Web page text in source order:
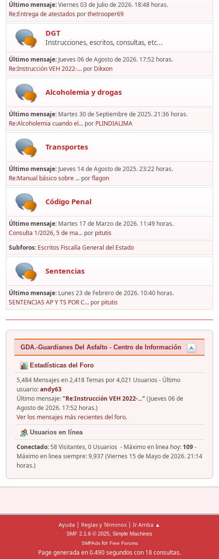
Último mensaje:Viernes 03 de Julio de 2026. 18:48 horas.
Re:Entrega de atestados porthetrooper69
DGT
Instrucciones, escritos, consultas, etc...
Último mensaje: Jueves 06 de Agosto de 2026. 17:52 horas.
Re:Instrucción VEH 2022-... por Dikxon
Alcoholemia y drogas
Último mensaje: Martes 30 de Septiembre de 2025. 21:36 horas.
Re:Alcoholemia cuando el... por PLINDIALIMA
Transportes
Último mensaje: Jueves 14 de Agosto de 2025. 23:22 horas.
Re:Manual básico sobre ... porflagon
Código Penal
Último mensaje: Martes 17 de Marzo de 2026. 11:49 horas.
Consulta 1/2026, 5 de ma... por pitutis
Subforos Escritos Fiscalía General del Estado
Sentencias
Último mensaje: Lunes 23 de Febrero de 2026. 10:40 horas.
SENTENCIAS AP Y TS POR C... por pitutis
GDA.-Guardianes Del Asfalto - Centro de Información
Estadísticas del Foro
5,484 Mensajes en 2,418 Temas por 4,021 Usuarios - Último
usuario:andy63
Último mensaje:"Re:Instrucción VEH 2022-..." (Jueves 06 de
Agosto de 2026. 17:52 horas.)
Ver los mensajes más recientes del foro.
Usuarios en línea
Conectado:58 Visitantes, 0 Usuarios - Máximo en linea hoy: 109-
Máximo en linea siempre: 9,937 (Viernes 15 de Mayo de 2026. 21:14
horas.)
Ayuda | Reglas y Términos | Ir Arriba ▲
SMF 2.1.6 © 2025, Simple Machines
SMFAdsfor Free Forums
Page generada en 0.490 segundos con 18 consultas.